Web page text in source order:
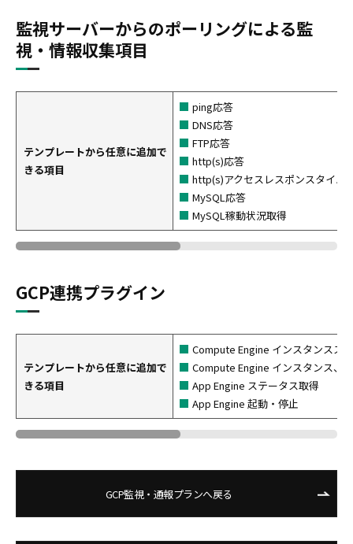
監視サーバーからのポーリングによる監
視・情報収集項目
テンプレートから任意に追加で
きる項目
ping応答
DNS応答
FTP応答
http(s)応答
http(s)アクセスレスポンスタイム
MySQL応答
MySQL稼動状況取得
GCP連携プラグイン
テンプレートから任意に追加で
きる項目
Compute Engine インスタンスス
Compute Engine インスタンス、
App Engine ステータス取得
App Engine 起動・停止
GCP監視・通報プランへ戻る